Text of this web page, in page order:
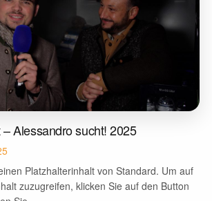
Alessandro sucht! 2025
Platzhalterinhalt von Standard. Um auf
zuzugreifen, klicken Sie auf den Button